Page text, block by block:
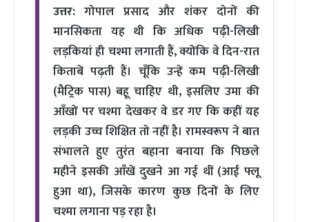
उत्तर: गोपाल प्रसाद और शंकर दोनों की
मानसिकता यह थी कि अधिक पढ़ी-लिखी
लड़कियां ही चश्मा लगाती हैं, क्योंकि वे दिन-रात
किताबें पढ़ती हैं। चूँकि उन्हें कम पढ़ी-लिखी
(मैट्रिक पास) बहू चाहिए थी, इसलिए उमा की
आँखों पर चश्मा देखकर वे डर गए कि कहीं यह
लड़की उच्च शिक्षित तो नहीं है। रामस्वरूप ने बात
संभालते हुए तुरंत बहाना बनाया कि पिछले
महीने इसकी आँखें दुखने आ गई थीं (आई फ्लू
हुआ था), जिसके कारण कुछ दिनों के लिए
चश्मा लगाना पड़ रहा है।